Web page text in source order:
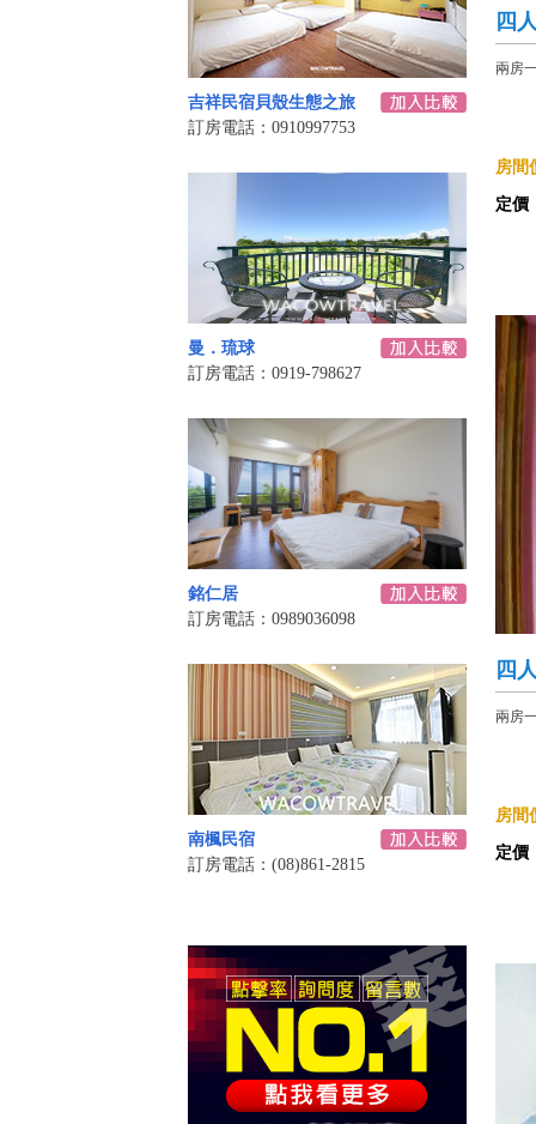
吉祥民宿貝殼生態之旅
訂房電話：0910997753
曼．琉球
訂房電話：0919-798627
銘仁居
訂房電話：0989036098
南楓民宿
訂房電話：(08)861-2815
四
兩房
房間
定價
四
兩房
房間
定價